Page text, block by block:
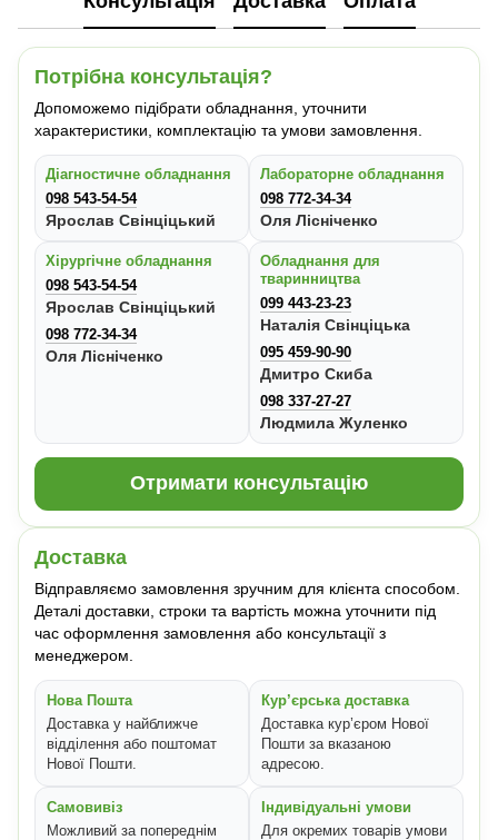
Потрібна консультація?
Допоможемо підібрати обладнання, уточнити
характеристики, комплектацію та умови замовлення.
Діагностичне обладнання
098 543-54-54
Ярослав Свінціцький
Лабораторне обладнання
098 772-34-34
Оля Лісніченко
Хірургічне обладнання
098 543-54-54
Ярослав Свінціцький
098 772-34-34
Оля Лісніченко
Обладнання для
тваринництва
099 443-23-23
Наталія Свінціцька
095 459-90-90
Дмитро Скиба
098 337-27-27
Людмила Жуленко
Отримати консультацію
Доставка
Відправляємо замовлення зручним для клієнта способом.
Деталі доставки, строки та вартість можна уточнити під
час оформлення замовлення або консультації з
менеджером.
Нова Пошта
Доставка у найближче
відділення або поштомат
Нової Пошти.
Кур’єрська доставка
Доставка кур’єром Нової
Пошти за вказаною
адресою.
Самовивіз
Можливий за попереднім
Індивідуальні умови
Для окремих товарів умови